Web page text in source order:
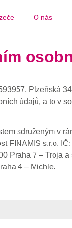
O nás
Plzeňská
údajů, a to v
sdruženým v
FINAMIS s.r.o.
Praha 7 – Troja
4 – Michle.